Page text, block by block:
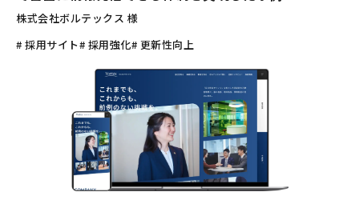
株式会社ボルテックス 様
# 採用サイト# 採用強化# 更新性向上